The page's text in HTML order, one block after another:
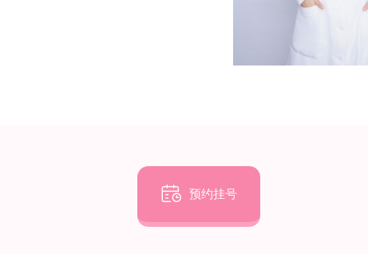
 预约挂号